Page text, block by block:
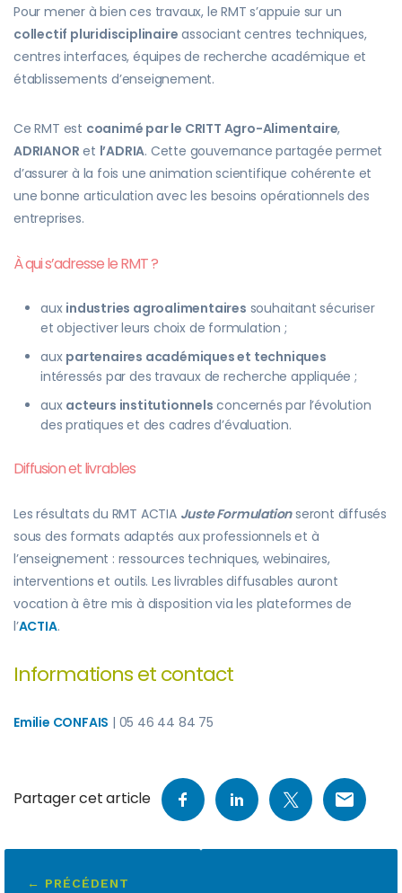
Pour mener à bien ces travaux, le RMT s’appuie sur un
collectif pluridisciplinaire associant centres techniques,
centres interfaces, équipes de recherche académique et
établissements d’enseignement.
Ce RMT est coanimé par le CRITT Agro-Alimentaire,
ADRIANOR et l’ADRIA. Cette gouvernance partagée permet
d’assurer à la fois une animation scientifique cohérente et
une bonne articulation avec les besoins opérationnels des
entreprises.
À qui s’adresse le RMT ?
aux industries agroalimentaires souhaitant sécuriser
et objectiver leurs choix de formulation ;
aux partenaires académiques et techniques
intéressés par des travaux de recherche appliquée ;
aux acteurs institutionnels concernés par l’évolution
des pratiques et des cadres d’évaluation.
Diffusion et livrables
Les résultats du RMT ACTIA Juste Formulationseront diffusés
sous des formats adaptés aux professionnels et à
l’enseignement : ressources techniques, webinaires,
interventions et outils. Les livrables diffusables auront
vocation à être mis à disposition via les plateformes de
l’ACTIA.
Informations et contact
Emilie CONFAIS | 05 46 44 84 75
Partager cet article
← PRÉCÉDENT